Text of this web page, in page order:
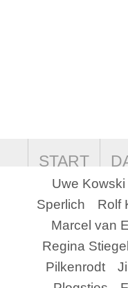
START
COOKIE-
Uwe Kowski
Sperlich
Rolf
Marcel van
Regina
Pilkenrodt